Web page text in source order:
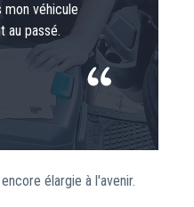
mon véhicule
au passé.
élargie à l'avenir.